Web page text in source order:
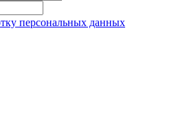
персональных данных